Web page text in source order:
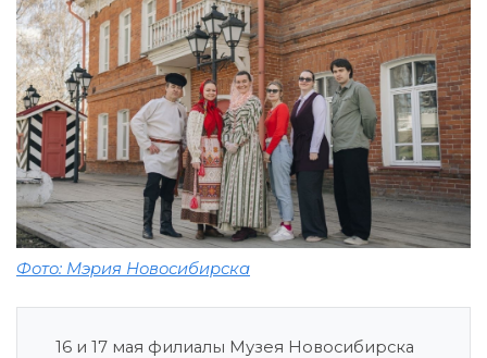
Фото: Мэрия Новосибирска
16 и 17 мая филиалы Музея Новосибирска